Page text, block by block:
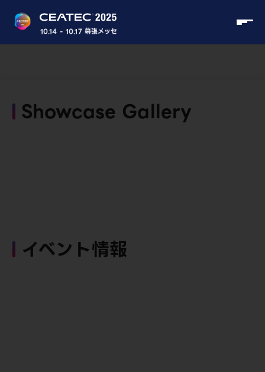
10.14 - 10.17 幕張メッセ
Showcase Gallery
イベント情報